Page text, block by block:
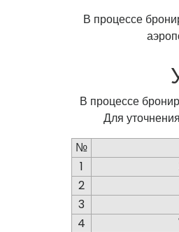
В процессе
В процессе
Для
№
1
2
3
4